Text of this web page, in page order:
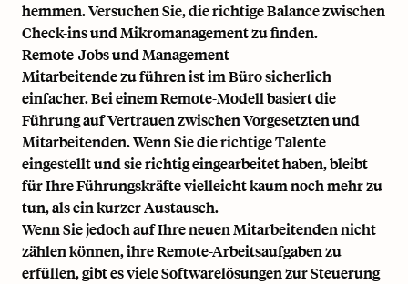
hemmen. Versuchen Sie, die richtige Balance zwischen
Check-ins und Mikromanagement zu finden.
Remote-Jobs und Management
Mitarbeitende zu führen ist im Büro sicherlich
einfacher. Bei einem Remote-Modell basiert die
Führung auf Vertrauen zwischen Vorgesetzten und
Mitarbeitenden. Wenn Sie die richtige Talente
eingestellt und sie richtig eingearbeitet haben, bleibt
für Ihre Führungskräfte vielleicht kaum noch mehr zu
tun, als ein kurzer Austausch.
Wenn Sie jedoch auf Ihre neuen Mitarbeitenden nicht
zählen können, ihre Remote-Arbeitsaufgaben zu
erfüllen, gibt es viele Softwarelösungen zur Steuerung